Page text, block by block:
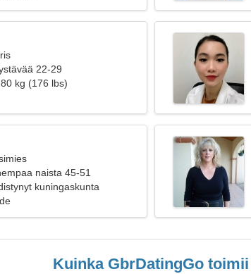
22-29
kg (176 lbs)
naista 45-51
kuningaskunta
Kuinka GbrDatingGo toimii